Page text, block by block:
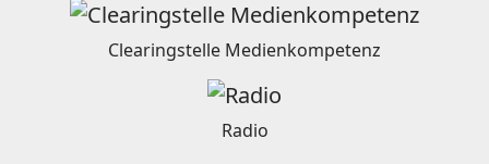
Clearingstelle Medienkompetenz
Radio